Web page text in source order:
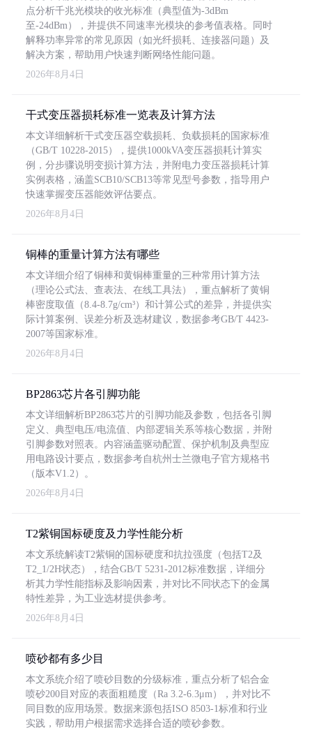
点分析千兆光模块的收光标准（典型值为-3dBm
至-24dBm），并提供不同速率光模块的参考值表格。同时
解释功率异常的常见原因（如光纤损耗、连接器问题）及
解决方案，帮助用户快速判断网络性能问题。
2026年8月4日
干式变压器损耗标准一览表及计算方法
本文详细解析干式变压器空载损耗、负载损耗的国家标准
（GB/T 10228-2015），提供1000kVA变压器损耗计算实
例，分步骤说明变损计算方法，并附电力变压器损耗计算
实例表格，涵盖SCB10/SCB13等常见型号参数，指导用户
快速掌握变压器能效评估要点。
2026年8月4日
铜棒的重量计算方法有哪些
本文详细介绍了铜棒和黄铜棒重量的三种常用计算方法
（理论公式法、查表法、在线工具法），重点解析了黄铜
棒密度取值（8.4-8.7g/cm³）和计算公式的差异，并提供实
际计算案例、误差分析及选材建议，数据参考GB/T 4423-
2007等国家标准。
2026年8月4日
BP2863芯片各引脚功能
本文详细解析BP2863芯片的引脚功能及参数，包括各引脚
定义、典型电压/电流值、内部逻辑关系等核心数据，并附
引脚参数对照表。内容涵盖驱动配置、保护机制及典型应
用电路设计要点，数据参考自杭州士兰微电子官方规格书
（版本V1.2）。
2026年8月4日
T2紫铜国标硬度及力学性能分析
本文系统解读T2紫铜的国标硬度和抗拉强度（包括T2及
T2_1/2H状态），结合GB/T 5231-2012标准数据，详细分
析其力学性能指标及影响因素，并对比不同状态下的金属
特性差异，为工业选材提供参考。
2026年8月4日
喷砂都有多少目
本文系统介绍了喷砂目数的分级标准，重点分析了铝合金
喷砂200目对应的表面粗糙度（Ra 3.2-6.3μm），并对比不
同目数的应用场景。数据来源包括ISO 8503-1标准和行业
实践，帮助用户根据需求选择合适的喷砂参数。